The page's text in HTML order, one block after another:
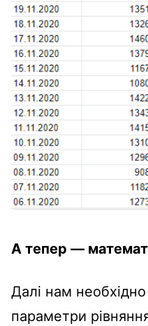
А тепер —
Далі нам
параметри